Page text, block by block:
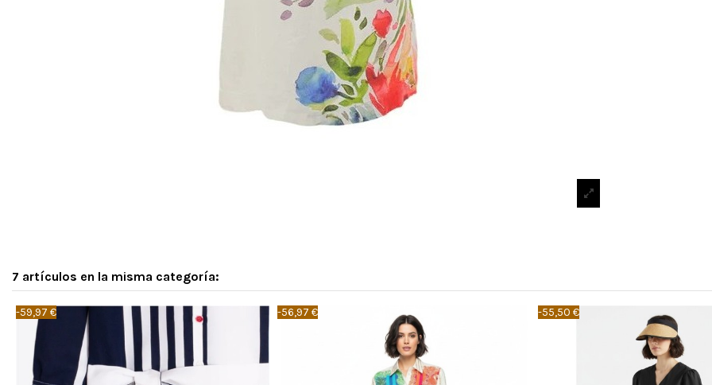
7 artículos en la misma categoría:
-59,97 € -56,97 € -55,50 €